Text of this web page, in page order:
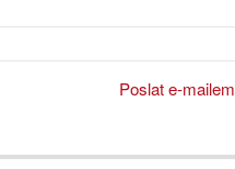
Poslat e-mailem